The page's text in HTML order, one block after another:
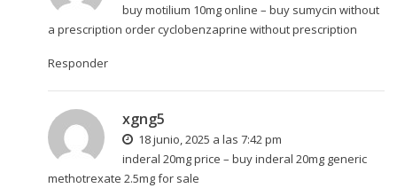
buy motilium 10mg online – buy sumycin without
a prescription order cyclobenzaprine without prescription
Responder
xgng5
18 junio, 2025 a las 7:42 pm
inderal 20mg price – buy inderal 20mg generic
methotrexate 2.5mg for sale